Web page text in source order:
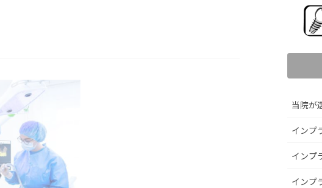
当院が
インプ
インプ
インプ